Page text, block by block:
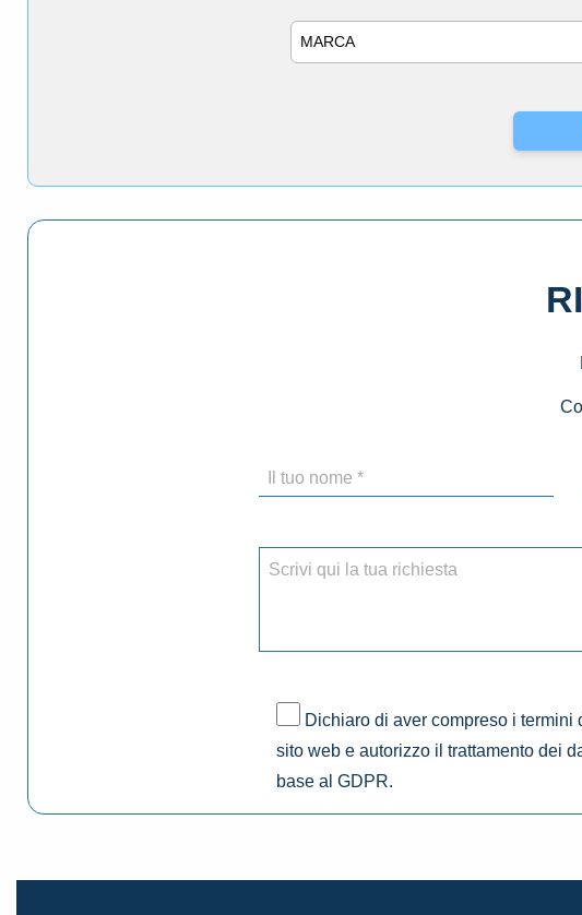
Marca
Dichiaro di aver compreso i termini
sito web e autorizzo il trattamento dei
base al GDPR.